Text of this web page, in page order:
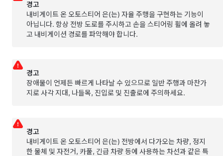
경고
내비게이트 온 오토스티어 은(는) 자율 주행을 구현하는 기능이
아닙니다. 항상 전방 도로를 주시하고 손을 스티어링 휠에 올려 놓
고 내비게이션 경로를 파악해야 합니다.
경고
장애물이 언제든 빠르게 나타날 수 있으므로 일반 주행과 마찬가
지로 사각 지대, 나들목, 진입로 및 진출로에 주의하세요.
경고
내비게이트 온 오토스티어 은(는) 전방에서 다가오는 차량, 정지
한 물체 및 자전거, 카풀, 긴급 차량 등에 사용하는 차선과 같은 특